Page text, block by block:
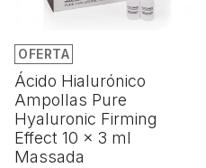
OFERTA
Ácido Hialurónico
Ampollas Pure
Hyaluronic Firming
Effect 10 x 3 ml
Massada